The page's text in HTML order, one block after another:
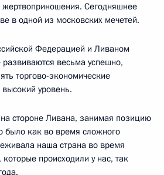
жертвоприношения. Сегодняшнее
в одной из московских мечетей.
Федерацией и Ливаном
развиваются весьма успешно,
торгово-экономические
уровень.
на стороне Ливана, занимая позицию
было как во время сложного
наша страна во время
которые происходили у нас, так